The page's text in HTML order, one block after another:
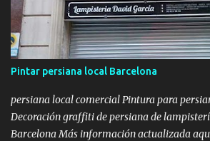
poquito de que se trata el estilo 3d o
pastel. El estilo 3d tiene el objetivo de crear
la sensación de que sobresale de la pared.
efecto detridimensionalidad es necesario
juego de colores y nunca sin ser trazadas
100% de este efecto), se pueden realizar
colores, ya...
Pintar persiana local Barcelona
persiana local comercial Pintura para
Decoración graffiti de persiana de
Barcelona Más información actualizada